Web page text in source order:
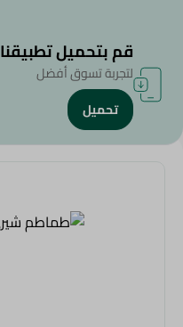
الرئيسية/الخضروات و الفاكهة
قم بتحميل تطبيقنا
لتجربة تسوق أفضل
تحميل